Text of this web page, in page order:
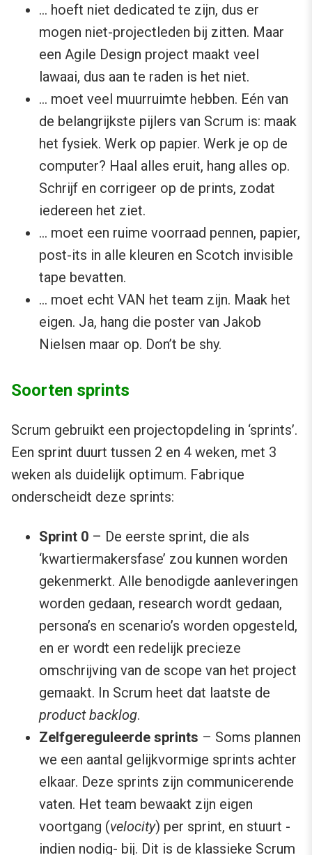
… hoeft niet dedicated te zijn, dus er
mogen niet-projectleden bij zitten. Maar
een Agile Design project maakt veel
lawaai, dus aan te raden is het niet.
… moet veel muurruimte hebben. Eén van
de belangrijkste pijlers van Scrum is: maak
het fysiek. Werk op papier. Werk je op de
computer? Haal alles eruit, hang alles op.
Schrijf en corrigeer op de prints, zodat
iedereen het ziet.
… moet een ruime voorraad pennen, papier,
post-its in alle kleuren en Scotch invisible
tape bevatten.
… moet echt VAN het team zijn. Maak het
eigen. Ja, hang die poster van Jakob
Nielsen maar op. Don’t be shy.
Soorten sprints
Scrum gebruikt een projectopdeling in ‘sprints’.
Een sprint duurt tussen 2 en 4 weken, met 3
weken als duidelijk optimum. Fabrique
onderscheidt deze sprints:
Sprint 0 – De eerste sprint, die als
‘kwartiermakersfase’ zou kunnen worden
gekenmerkt. Alle benodigde aanleveringen
worden gedaan, research wordt gedaan,
persona’s en scenario’s worden opgesteld,
en er wordt een redelijk precieze
omschrijving van de scope van het project
gemaakt. In Scrum heet dat laatste de
product backlog.
Zelfgereguleerde sprints – Soms plannen
we een aantal gelijkvormige sprints achter
elkaar. Deze sprints zijn communicerende
vaten. Het team bewaakt zijn eigen
voortgang (velocity) per sprint, en stuurt -
indien nodig- bij. Dit is de klassieke Scrum